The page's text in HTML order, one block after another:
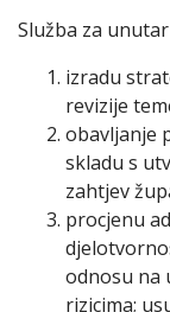
Služba za
izradu
revizije
obavljanje
skladu s
zahtjev
procjenu
odnosu na
rizicima;